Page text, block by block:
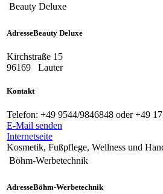
Beauty Deluxe
AdresseBeauty Deluxe
Kirchstraße 15
96169
Lauter
Kontakt
Telefon: +49 9544/9846848 oder +49
E-Mail senden
Internetseite
Kosmetik, Fußpflege, Wellness und
Böhm-Werbetechnik
AdresseBöhm-Werbetechnik